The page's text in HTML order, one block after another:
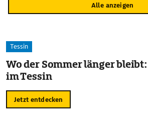
Alle anzeigen
Tessin
Wo der Sommer länger
im Tessin
Jetzt entdecken